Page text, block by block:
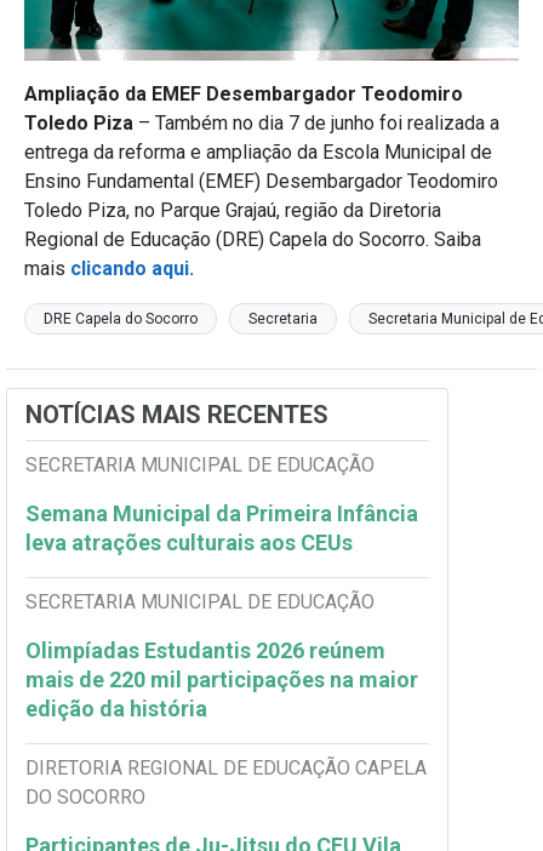
Ampliação da EMEF Desembargador Teodomiro
Toledo Piza – Também no dia 7 de junho foi realizada a
entrega da reforma e ampliação da Escola Municipal de
Ensino Fundamental (EMEF) Desembargador Teodomiro
Toledo Piza, no Parque Grajaú, região da Diretoria
Regional de Educação (DRE) Capela do Socorro. Saiba
mais clicando aqui.
DRE Capela do Socorro Secretaria Secretaria Municipal de
NOTÍCIAS MAIS RECENTES
SECRETARIA MUNICIPAL DE EDUCAÇÃO
Semana Municipal da Primeira Infância
leva atrações culturais aos CEUs
SECRETARIA MUNICIPAL DE EDUCAÇÃO
Olimpíadas Estudantis 2026 reúnem
mais de 220 mil participações na maior
edição da história
DIRETORIA REGIONAL DE EDUCAÇÃO CAPELA
DO SOCORRO
Participantes de Ju-Jitsu do CEU Vila